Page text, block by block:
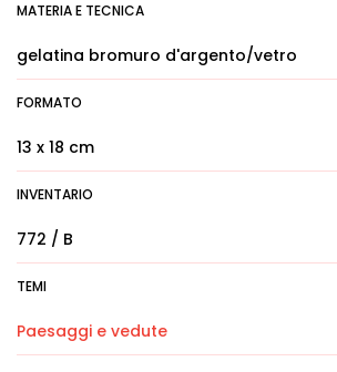
MATERIA E TECNICA
gelatina bromuro d'argento/vetro
FORMATO
13 x 18 cm
INVENTARIO
772 / B
TEMI
Paesaggi e vedute